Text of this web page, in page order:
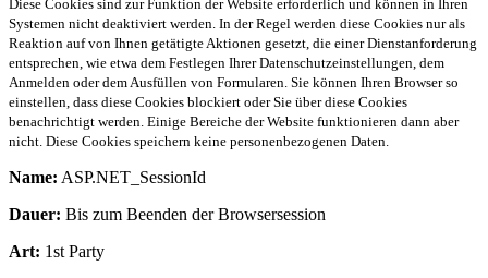
Diese Cookies sind zur Funktion der Website erforderlich und können in Ihren
Systemen nicht deaktiviert werden. In der Regel werden diese Cookies nur als
Reaktion auf von Ihnen getätigte Aktionen gesetzt, die einer Dienstanforderung
entsprechen, wie etwa dem Festlegen Ihrer Datenschutzeinstellungen, dem
Anmelden oder dem Ausfüllen von Formularen. Sie können Ihren Browser so
einstellen, dass diese Cookies blockiert oder Sie über diese Cookies
benachrichtigt werden. Einige Bereiche der Website funktionieren dann aber
nicht. Diese Cookies speichern keine personenbezogenen Daten.
Name: ASP.NET_SessionId
Dauer: Bis zum Beenden der Browsersession
Art: 1st Party